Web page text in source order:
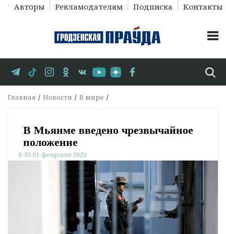
Авторы Рекламодателям Подписка Контакты
Главная Новости В мире
В Мьянме введено чрезвычайное
положение
8:33 01 февраля 2021